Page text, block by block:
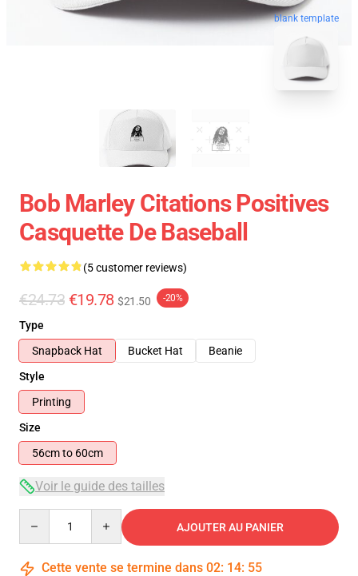
blank template
Bob Marley Citations Positives
Casquette De Baseball
(5 customer reviews)
€24.73 €19.78 $21.50 -20%
Type
Snapback Hat
Bucket Hat
Beanie
Style
Printing
Size
56cm to 60cm
Voir le guide des tailles
AJOUTER AU PANIER
Cette vente se termine dans 02: 14: 54